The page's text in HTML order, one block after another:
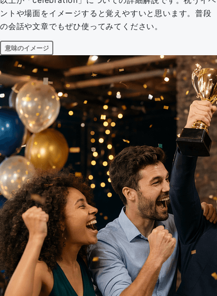
ントや場面をイメージすると覚えやすいと思います。普段
の会話や文章でもぜひ使ってみてください。
意味のイメージ